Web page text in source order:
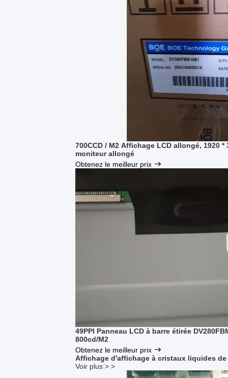
700CCD / M2 Affichage LCD allongé, 1920
moniteur allongé
Obtenez le meilleur prix
49PPI Panneau LCD à barre étirée
800cd/M2
Obtenez le meilleur prix
Affichage d'affichage à cristaux liquides
Voir plus > >